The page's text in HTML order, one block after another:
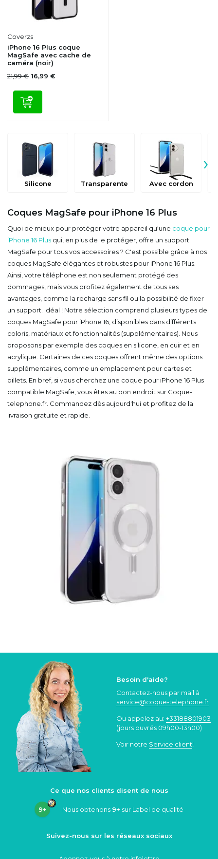
Coverzs
iPhone 16 Plus coque
MagSafe avec cache de
caméra (noir)
21,99 € 16,99 €
Silicone Transparente Avec cordon
›
Coques MagSafe pour iPhone 16 Plus
Quoi de mieux pour protéger votre appareil qu'une coque pour
iPhone 16 Plus qui, en plus de le protéger, offre un support
MagSafe pour tous vos accessoires ? C'est possible grâce à nos
coques MagSafe élégantes et robustes pour iPhone 16 Plus.
Ainsi, votre téléphone est non seulement protégé des
dommages, mais vous profitez également de tous ses
avantages, comme la recharge sans fil ou la possibilité de fixer
un support. Idéal ! Notre sélection comprend plusieurs types de
coques MagSafe pour iPhone 16, disponibles dans différents
coloris, matériaux et fonctionnalités (supplémentaires). Nous
proposons par exemple des coques en silicone, en cuir et en
acrylique. Certaines de ces coques offrent même des options
supplémentaires, comme un emplacement pour cartes et
billets. En bref, si vous cherchez une coque pour iPhone 16 Plus
compatible MagSafe, vous êtes au bon endroit sur Coque-
telephone.fr. Commandez dès aujourd'hui et profitez de la
livraison gratuite et rapide.
Besoin d'aide?
Contactez-nous par mail à
service@coque-telephone.fr
Ou appelez au: +33188801903
(jours ouvrés 09h00-13h00)
Voir notre Service client!
Ce que nos clients disent de nous
9+ Nous obtenons 9+ sur Label de qualité
Suivez-nous sur les réseaux sociaux